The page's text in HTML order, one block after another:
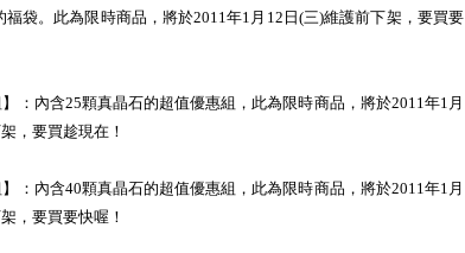
福袋。此為限時商品，將於2011年1月12日(三)維護前下架，要買要
：內含25顆真晶石的超值優惠組，此為限時商品，將於2011年1月
，要買趁現在！
：內含40顆真晶石的超值優惠組，此為限時商品，將於2011年1月
，要買要快喔！